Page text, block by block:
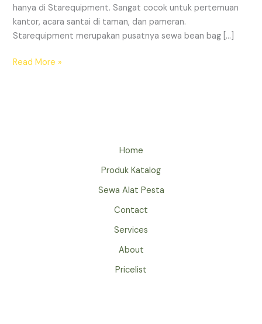
hanya di Starequipment. Sangat cocok untuk pertemuan
kantor, acara santai di taman, dan pameran.
Starequipment merupakan pusatnya sewa bean bag […]
SEWA
Read More »
Home
Produk Katalog
Sewa Alat Pesta
Contact
Services
About
Pricelist